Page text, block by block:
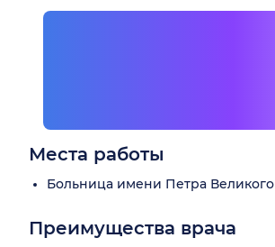
Места работы
Больница имени Петра Великого
Преимущества врача